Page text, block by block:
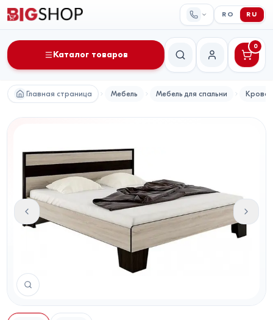
RO RU
Каталог товаров
Поиск Мой аккаунт
0
Главная страница Мебель Мебель для спальни